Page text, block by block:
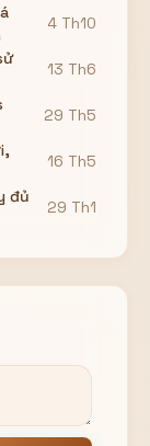
4 Th10
13 Th6
29 Th5
16 Th5
đủ
29 Th1